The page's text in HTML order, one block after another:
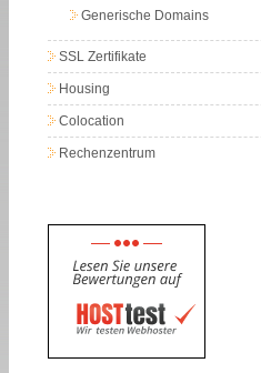
Generische Domains
SSL Zertifikate
Housing
Colocation
Rechenzentrum